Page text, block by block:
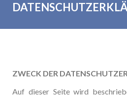
ZWECK DER
Auf dieser Seite wird